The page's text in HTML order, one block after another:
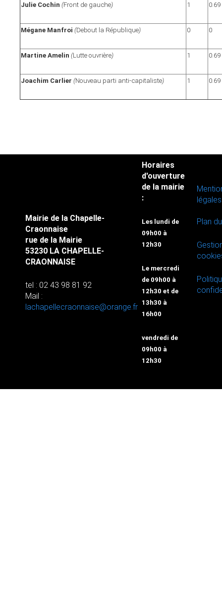
Julie Cochin (Front de gauche) 1 0.69
Mégane Manfroi (Debout la République) 0 0
Martine Amelin (Lutte ouvrière) 1 0.69
Joachim Carlier (Nouveau parti anti-capitaliste) 1 0.69
Mairie de la Chapelle-
Craonnaise
rue de la Mairie
53230 LA CHAPELLE-
CRAONNAISE
tel : 02 43 98 81 92
Mail :
lachapellecraonnaise@orange.fr
Horaires
d'ouverture
de la mairie
:
Les lundi de
09h00 à
12h30
Le mercredi
de 09h00 à
12h30 et de
13h30 à
16h00
vendredi de
09h00 à
12h30
légales
Plan